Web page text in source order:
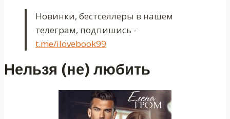
Новинки, бестселлеры в нашем
телеграм, подпишись -
t.me/ilovebook99
Нельзя (не) любить